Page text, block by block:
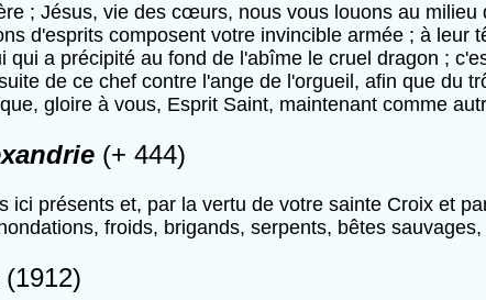
; Jésus, vie des cœurs, nous vous louons au
d'esprits composent votre invincible armée ; à leur
qui a précipité au fond de l'abîme le cruel dragon ;
de ce chef contre l'ange de l'orgueil, afin que du
gloire à vous, Esprit Saint, maintenant comme
(+ 444)
ici présents et, par la vertu de votre sainte Croix et
froids, brigands, serpents, bêtes